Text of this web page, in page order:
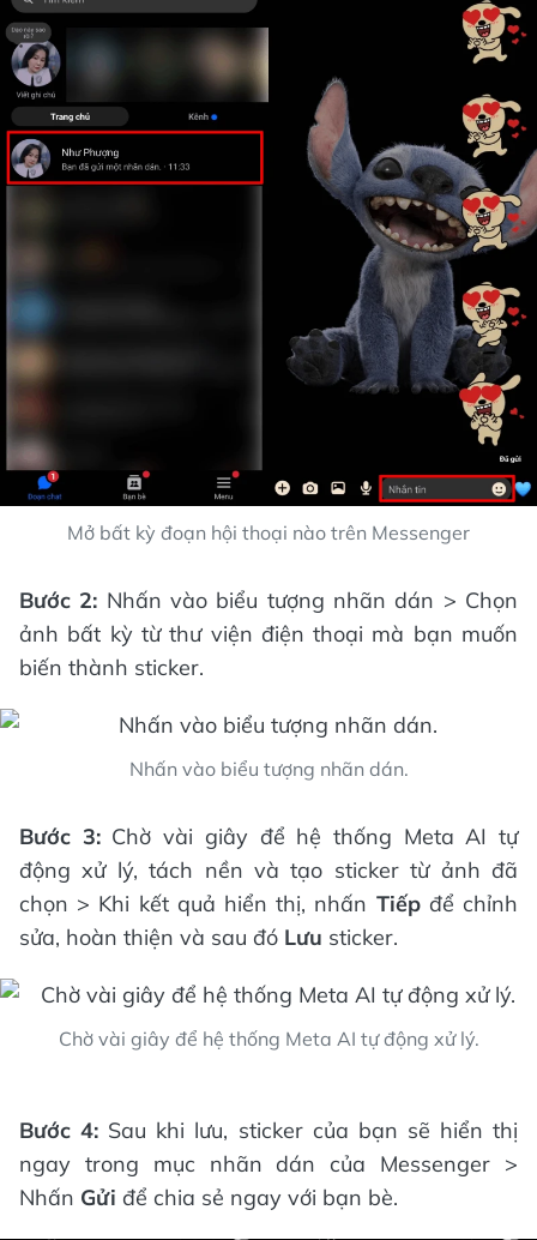
Mở bất kỳ đoạn hội thoại nào trên Messenger
Bước 2: Nhấn vào biểu tượng nhãn dán > Chọn
ảnh bất kỳ từ thư viện điện thoại mà bạn muốn
biến thành sticker.
Nhấn vào biểu tượng nhãn dán.
Bước 3:Chờ vài giây để hệ thống Meta AI tự
động xử lý, tách nền và tạo sticker từ ảnh đã
chọn > Khi kết quả hiển thị, nhấn Tiếpđể chỉnh
sửa, hoàn thiện và sau đó Lưu sticker.
Chờ vài giây để hệ thống Meta AI tự động xử lý.
Bước 4: Sau khi lưu, sticker của bạn sẽ hiển thị
ngay trong mục nhãn dán của Messenger >
Nhấn Gửi để chia sẻ ngay với bạn bè.